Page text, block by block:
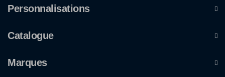
Personnalisations
Catalogue
Marques